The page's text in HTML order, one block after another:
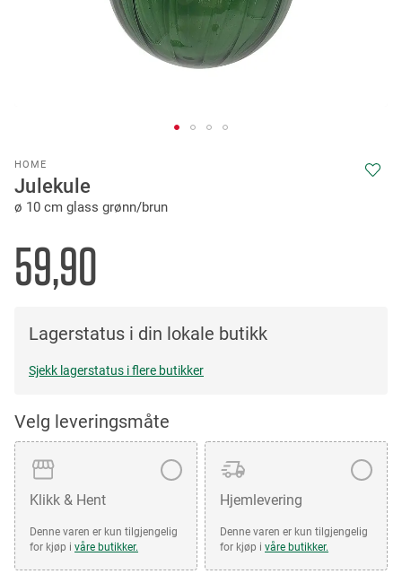
HOME
Julekule
ø 10 cm glass grønn/brun
59,90
Lagerstatus i din lokale butikk
Sjekk lagerstatus i flere butikker
Velg leveringsmåte
Klikk & Hent
Denne varen er kun tilgjengelig
for kjøp i våre butikker.
Hjemlevering
Denne varen er kun tilgjengelig
for kjøp i våre butikker.
to
the
beginning
the
images
gallery